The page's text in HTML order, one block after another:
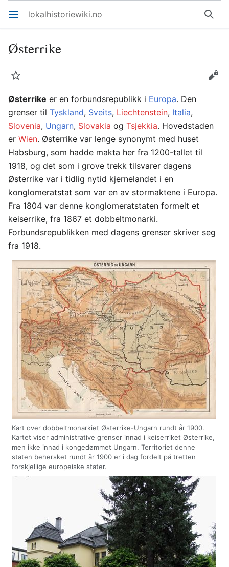
Åpne hovedmenyen lokalhistoriewiki.no Søk
Østerrike
Overvåk
Rediger
Østerrike er en forbundsrepublikk i Europa. Den
grenser til Tyskland, Sveits, Liechtenstein, Italia,
Slovenia, Ungarn, Slovakia og Tsjekkia. Hovedstaden
er Wien. Østerrike var lenge synonymt med huset
Habsburg, som hadde makta her fra 1200-tallet til
1918, og det som i grove trekk tilsvarer dagens
Østerrike var i tidlig nytid kjernelandet i en
konglomeratstat som var en av stormaktene i Europa.
Fra 1804 var denne konglomeratstaten formelt et
keiserrike, fra 1867 et dobbeltmonarki.
Forbundsrepublikken med dagens grenser skriver seg
fra 1918.
Kart over dobbeltmonarkiet Østerrike-Ungarn rundt år 1900.
Kartet viser administrative grenser innad i keiserriket Østerrike,
men ikke innad i kongedømmet Ungarn. Territoriet denne
staten behersket rundt år 1900 er i dag fordelt på tretten
forskjellige europeiske stater.